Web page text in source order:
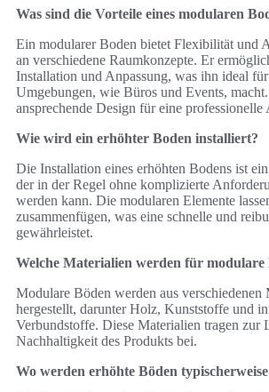
Was sind die Vorteile eines modularen
Ein modularer Boden bietet Flexibilität und
an verschiedene Raumkonzepte. Er
Installation und Anpassung, was ihn ideal
Umgebungen, wie Büros und Events,
ansprechende Design für eine professionelle
Wie wird ein erhöhter Boden installiert?
Die Installation eines erhöhten Bodens ist
der in der Regel ohne komplizierte
werden kann. Die modularen Elemente
zusammenfügen, was eine schnelle und
gewährleistet.
Welche Materialien werden für modulare
Modulare Böden werden aus verschiedenen
hergestellt, darunter Holz, Kunststoffe und
Verbundstoffe. Diese Materialien tragen zur
Nachhaltigkeit des Produkts bei.
Wo werden erhöhte Böden typischerweise